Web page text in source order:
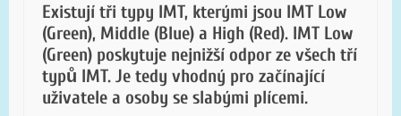
Existují tři typy IMT, kterými jsou IMT Low
(Green), Middle (Blue) a High (Red). IMT Low
(Green) poskytuje nejnižší odpor ze všech tří
typů IMT. Je tedy vhodný pro začínající
uživatele a osoby se slabými plícemi.